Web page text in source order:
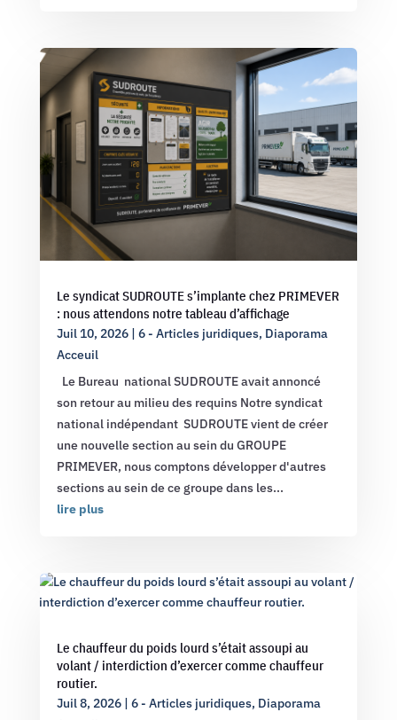
Le syndicat SUDROUTE s’implante chez PRIMEVER
: nous attendons notre tableau d’affichage
Juil 10, 2026| 6 - Articles juridiques, Diaporama
Acceuil
Le Bureau national SUDROUTE avait annoncé
son retour au milieu des requins Notre syndicat
national indépendant SUDROUTE vient de créer
une nouvelle section au sein du GROUPE
PRIMEVER, nous comptons développer d'autres
sections au sein de ce groupe dans les...
lire plus
Le chauffeur du poids lourd s’était assoupi au
volant / interdiction d’exercer comme chauffeur
routier.
Juil 8, 2026| 6 - Articles juridiques, Diaporama